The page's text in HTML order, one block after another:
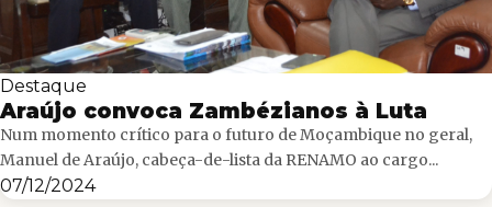
Destaque
Araújo convoca Zambézianos à Luta
Num momento crítico para o futuro de Moçambique no geral,
Manuel de Araújo, cabeça-de-lista da RENAMO ao cargo...
07/12/2024